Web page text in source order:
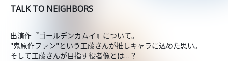
TALK TO NEIGHBORS
出演作『ゴールデンカムイ』について。
"鬼原作ファン"という工藤さんが推しキャラに込めた思い。
そして工藤さんが目指す役者像とは…？